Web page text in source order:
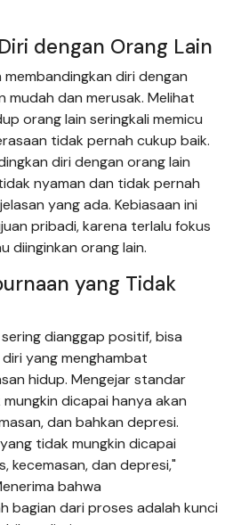
dengan Orang Lain
membandingkan diri dengan
mudah dan merusak. Melihat
orang lain seringkali memicu
tidak pernah cukup baik.
diri dengan orang lain
nyaman dan tidak pernah
yang ada. Kebiasaan ini
pribadi, karena terlalu fokus
diinginkan orang lain.
yang Tidak
dianggap positif, bisa
yang menghambat
hidup. Mengejar standar
dicapai hanya akan
dan bahkan depresi.
tidak mungkin dicapai
kecemasan, dan depresi,"
bahwa
bagian dari proses adalah kunci